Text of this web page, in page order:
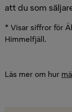
att du som
* Visar siffror för
Himmelfjäll.
Läs mer om hur